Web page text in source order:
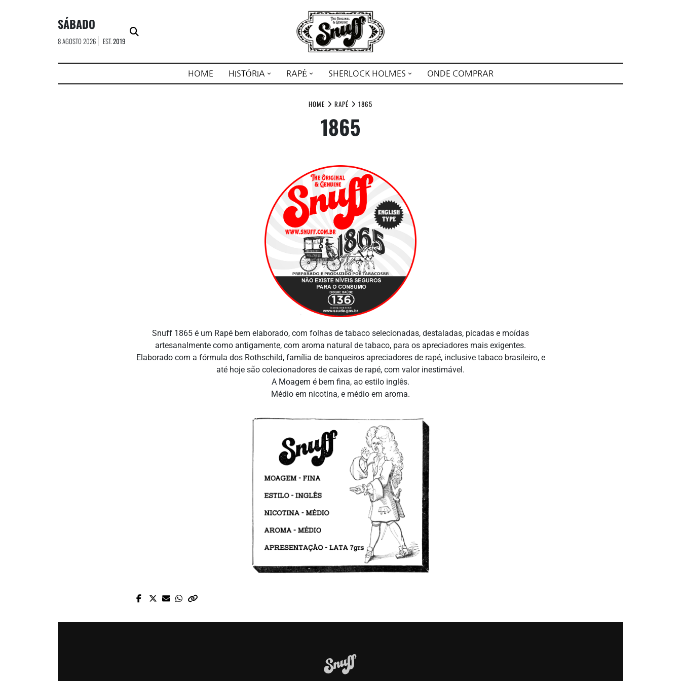
SÁBADO
8 AGOSTO 2026 EST.2019
HOME HISTÓRIA RAPÉ SHERLOCK HOLMES ONDE COMPRAR
HOME RAPÉ 1865
1865
Snuff 1865 é um Rapé bem elaborado, com folhas de tabaco selecionadas, destaladas, picadas e moídas
artesanalmente como antigamente, com aroma natural de tabaco, para os apreciadores mais exigentes.
Elaborado com a fórmula dos Rothschild, família de banqueiros apreciadores de rapé, inclusive tabaco brasileiro, e
até hoje são colecionadores de caixas de rapé, com valor inestimável.
A Moagem é bem fina, ao estilo inglês.
Médio em nicotina, e médio em aroma.